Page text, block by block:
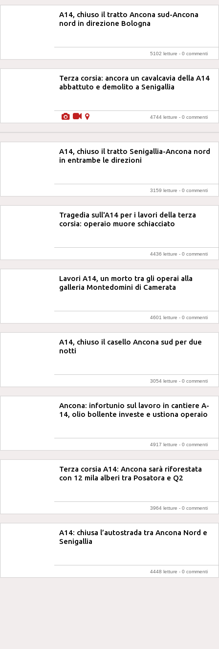
A14, chiuso il tratto Ancona sud-Ancona
nord in direzione Bologna
5102 letture - 0 commenti
Terza corsia: ancora un cavalcavia della A14
abbattuto e demolito a Senigallia
4744 letture - 0 commenti
A14, chiuso il tratto Senigallia-Ancona nord
in entrambe le direzioni
3159 letture - 0 commenti
Tragedia sull'A14 per i lavori della terza
corsia: operaio muore schiacciato
4436 letture - 0 commenti
Lavori A14, un morto tra gli operai alla
galleria Montedomini di Camerata
4601 letture - 0 commenti
A14, chiuso il casello Ancona sud per due
notti
3054 letture - 0 commenti
Ancona: infortunio sul lavoro in cantiere A-
14, olio bollente investe e ustiona operaio
4917 letture - 0 commenti
Terza corsia A14: Ancona sarà riforestata
con 12 mila alberi tra Posatora e Q2
3964 letture - 0 commenti
A14: chiusa l’autostrada tra Ancona Nord e
Senigallia
4448 letture - 0 commenti